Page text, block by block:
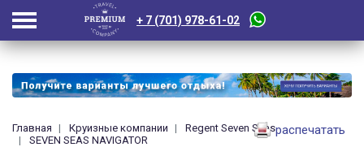
+ 7 (701) 978-61-02
Главная Круизные компании
Regent Seven Seas
SEVEN SEAS NAVIGATOR
распечатать